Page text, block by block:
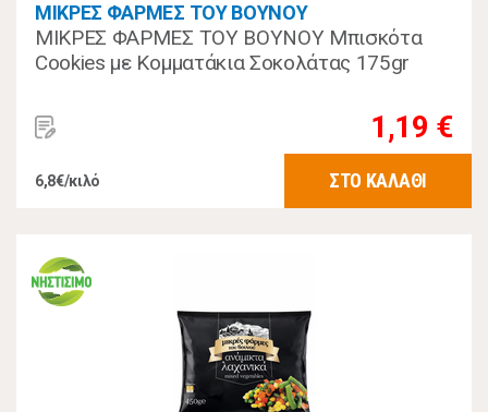
ΜΙΚΡΕΣ ΦΑΡΜΕΣ ΤΟΥ ΒΟΥΝΟΥ
ΜΙΚΡΕΣ ΦΑΡΜΕΣ ΤΟΥ ΒΟΥΝΟΥ Μπισκότα
Cookies με Κομματάκια Σοκολάτας 175gr
1,19 €
6,8€/κιλό ΣΤΟ ΚΑΛΑΘΙ